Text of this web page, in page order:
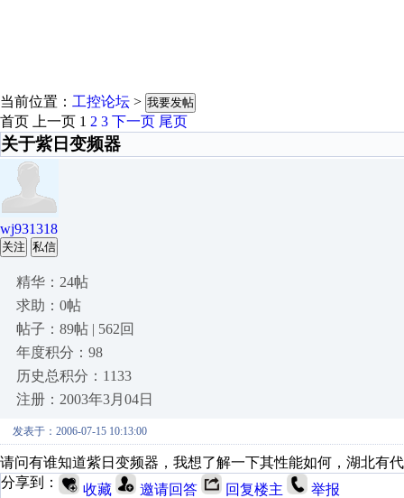
当前位置： 工控论坛 > 我要发帖
首页 上一页 1 2 3 下一页 尾页
关于紫日变频器
wj931318
关注 私信
精华：24帖
求助：0帖
帖子：89帖 | 562回
年度积分：98
历史总积分：1133
注册：2003年3月04日
发表于：2006-07-15 10:13:00
请问有谁知道紫日变频器，我想了解一下其性能如何，湖北有
分享到：
收藏 邀请回答 回复楼主 举报